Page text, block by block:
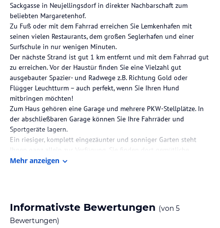
Sackgasse in Neujellingsdorf in direkter Nachbarschaft zum
beliebten Margaretenhof.
Zu Fuß oder mit dem Fahrrad erreichen Sie Lemkenhafen mit
seinen vielen Restaurants, dem großen Seglerhafen und einer
Surfschule in nur wenigen Minuten.
Der nächste Strand ist gut 1 km entfernt und mit dem Fahrrad gut
zu erreichen. Vor der Haustür finden Sie eine Vielzahl gut
ausgebauter Spazier- und Radwege z.B. Richtung Gold oder
Flügger Leuchtturm – auch perfekt, wenn Sie Ihren Hund
mitbringen möchten!
Zum Haus gehören eine Garage und mehrere PKW-Stellplätze. In
der abschließbaren Garage können Sie Ihre Fahrräder und
Sportgeräte lagern.
Ein riesiger, komplett eingezäunter und sonniger Garten steht
Ihnen ganz allein zur Verfügung. Sie finden dort gemütliche
Liegen zum Sonnenbaden, diverse Ballspiele und ein großes
große Feuerschale für kühle Abende sowie einen Grill.
In unserem Nebengebäude können Sie es sich in der kühleren
Jahreszeit oder bei schlechterem Wetter in bequemen Lounge-
Mehr anzeigen
Informativste Bewertungen (von 5
Bewertungen)